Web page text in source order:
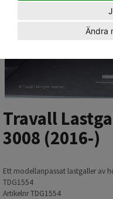
Ändra
Travall
3008 (2016-)
Ett modellanpassat lastgaller av
TDG1554
Artikelnr TDG1554